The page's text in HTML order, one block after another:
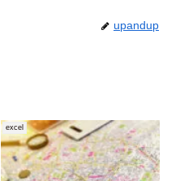
upandup
excel